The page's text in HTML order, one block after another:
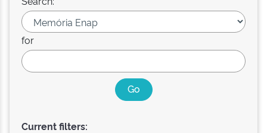
for
Current filters: